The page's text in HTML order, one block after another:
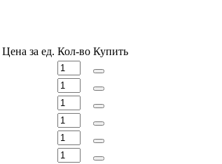
Цена за ед. Кол-во Купить